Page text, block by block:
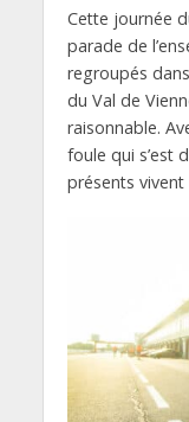
Cette journée
parade de
regroupés
du Val de
raisonnable.
foule qui s’est
présents